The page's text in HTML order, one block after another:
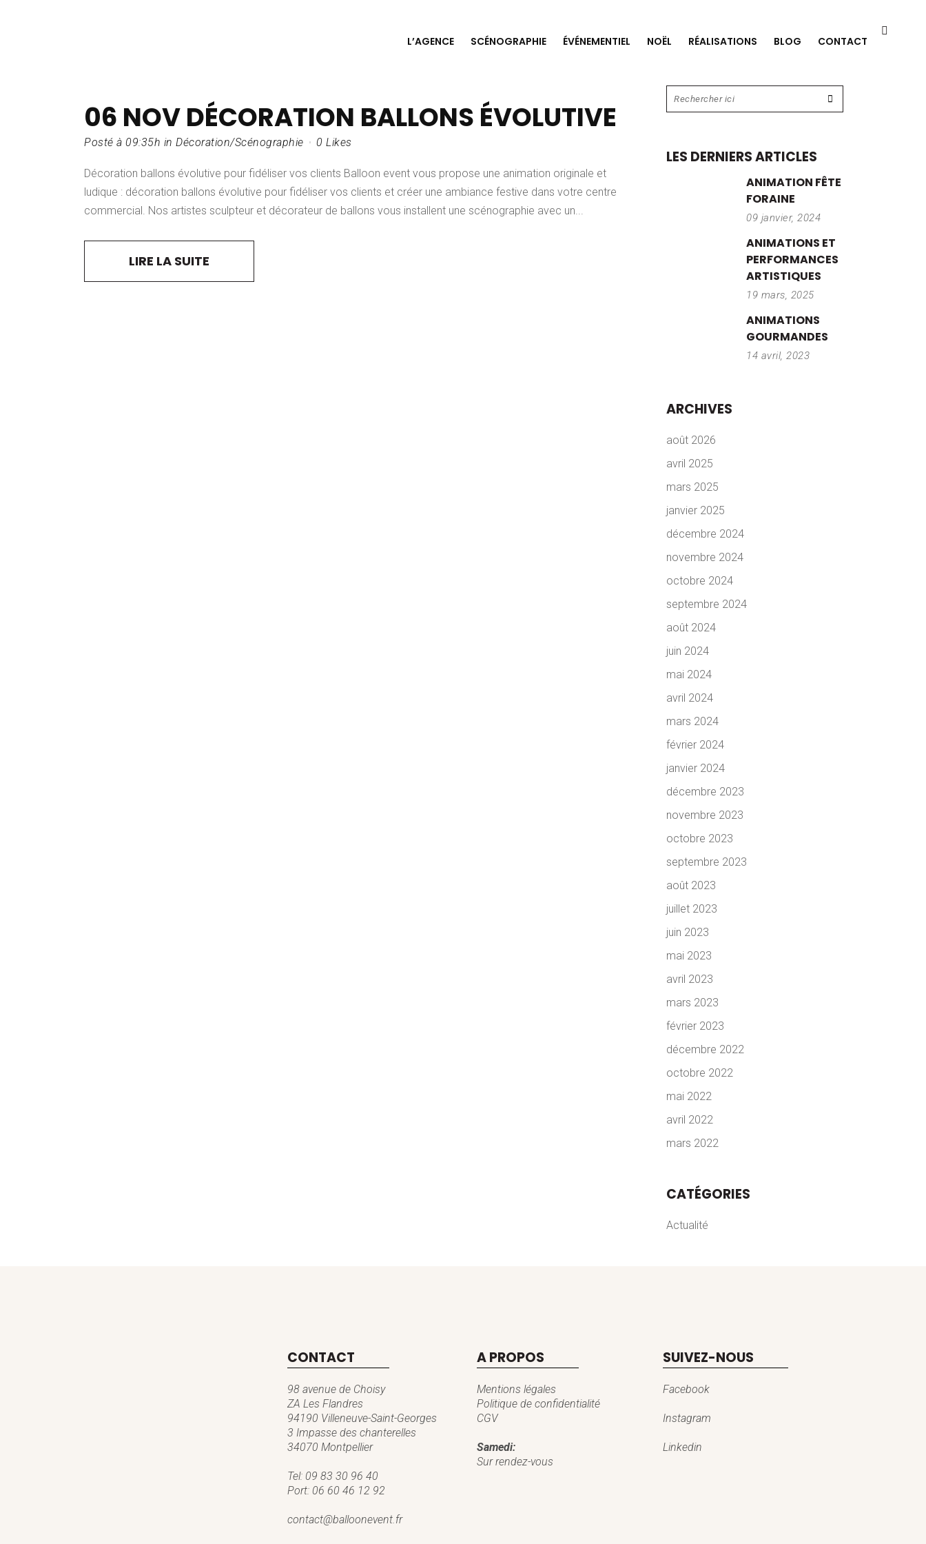
L’AGENCE SCÉNOGRAPHIE ÉVÉNEMENTIEL NOËL RÉALISATIONS BLOG CONTACT
06 NOVDÉCORATION BALLONS ÉVOLUTIVE
Posté à 09:35h in Décoration/Scénographie 0 Likes
Décoration ballons évolutive pour fidéliser vos clients Balloon event vous propose une animation originale et
ludique : décoration ballons évolutive pour fidéliser vos clients et créer une ambiance festive dans votre centre
commercial. Nos artistes sculpteur et décorateur de ballons vous installent une scénographie avec un...
LIRE LA SUITE
LES DERNIERS ARTICLES
ANIMATION FÊTE
FORAINE
09 janvier, 2024
ANIMATIONS ET
PERFORMANCES
ARTISTIQUES
19 mars, 2025
ANIMATIONS
GOURMANDES
14 avril, 2023
ARCHIVES
août 2026
avril 2025
mars 2025
janvier 2025
décembre 2024
novembre 2024
octobre 2024
septembre 2024
août 2024
juin 2024
mai 2024
avril 2024
mars 2024
février 2024
janvier 2024
décembre 2023
novembre 2023
octobre 2023
septembre 2023
août 2023
juillet 2023
juin 2023
mai 2023
avril 2023
mars 2023
février 2023
décembre 2022
octobre 2022
mai 2022
avril 2022
mars 2022
CATÉGORIES
Actualité
CONTACT
98 avenue de Choisy
ZA Les Flandres
94190 Villeneuve-Saint-Georges
3 Impasse des chanterelles
34070 Montpellier
Tel: 09 83 30 96 40
Port: 06 60 46 12 92
contact@balloonevent.fr
A PROPOS
Mentions légales
Politique de confidentialité
CGV
Samedi:
Sur rendez-vous
SUIVEZ-NOUS
Facebook
Instagram
Linkedin